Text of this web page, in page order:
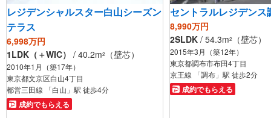
レジデンシャルスター白山シーズン
テラス
6,998万円
1LDK（＋WIC） / 40.2m2 （壁芯）
2010年1月（築17年）
東京都文京区白山4丁目
都営三田線 「白山」駅 徒歩4分
成約でもらえる
セントラルレジデンス
8,990万円
2SLDK / 54.3m2 （壁芯）
2015年3月（築12年）
東京都調布市布田4丁目
京王線 「調布」駅 徒歩2分
成約でもらえる